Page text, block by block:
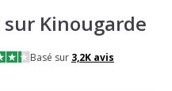
sur Kinougarde
Basé sur 3,2Kavis